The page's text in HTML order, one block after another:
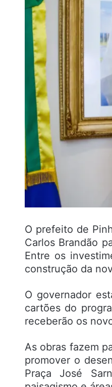
O prefeito de
Carlos Brandão
Entre os
construção da
O governador
cartões do
receberão os
As obras fazem
promover o
Praça José